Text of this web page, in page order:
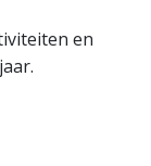
en